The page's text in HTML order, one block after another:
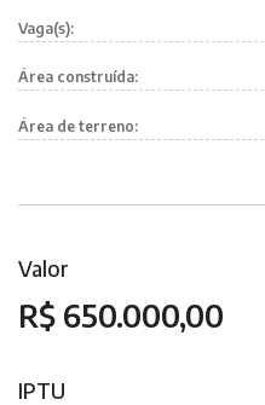
Vaga(s):
Área construída:
Área de terreno:
Valor
R$ 650.000,00
IPTU